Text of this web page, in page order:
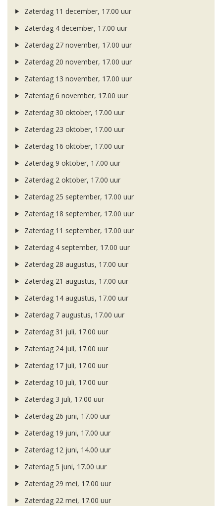
Zaterdag 11 december, 17.00 uur
Zaterdag 4 december, 17.00 uur
Zaterdag 27 november, 17.00 uur
Zaterdag 20 november, 17.00 uur
Zaterdag 13 november, 17.00 uur
Zaterdag 6 november, 17.00 uur
Zaterdag 30 oktober, 17.00 uur
Zaterdag 23 oktober, 17.00 uur
Zaterdag 16 oktober, 17.00 uur
Zaterdag 9 oktober, 17.00 uur
Zaterdag 2 oktober, 17.00 uur
Zaterdag 25 september, 17.00 uur
Zaterdag 18 september, 17.00 uur
Zaterdag 11 september, 17.00 uur
Zaterdag 4 september, 17.00 uur
Zaterdag 28 augustus, 17.00 uur
Zaterdag 21 augustus, 17.00 uur
Zaterdag 14 augustus, 17.00 uur
Zaterdag 7 augustus, 17.00 uur
Zaterdag 31 juli, 17.00 uur
Zaterdag 24 juli, 17.00 uur
Zaterdag 17 juli, 17.00 uur
Zaterdag 10 juli, 17.00 uur
Zaterdag 3 juli, 17.00 uur
Zaterdag 26 juni, 17.00 uur
Zaterdag 19 juni, 17.00 uur
Zaterdag 12 juni, 14.00 uur
Zaterdag 5 juni, 17.00 uur
Zaterdag 29 mei, 17.00 uur
Zaterdag 22 mei, 17.00 uur